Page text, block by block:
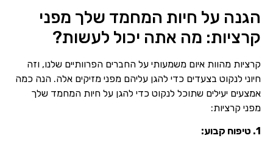
הגנה על חיות המחמד שלך מפני
קרציות: מה אתה יכול לעשות?
קרציות מהוות איום משמעותי על החברים הפרוותיים שלנו, וזה
חיוני לנקוט בצעדים כדי להגן עליהם מפני מזיקים אלה. הנה כמה
אמצעים יעילים שתוכל לנקוט כדי להגן על חיות המחמד שלך
מפני קרציות:
1. טיפוח קבוע: